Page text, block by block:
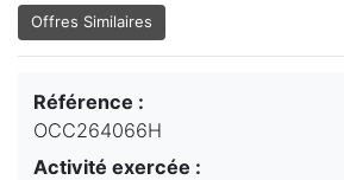
Offres Similaires
Référence :
OCC264066H
Activité exercée :